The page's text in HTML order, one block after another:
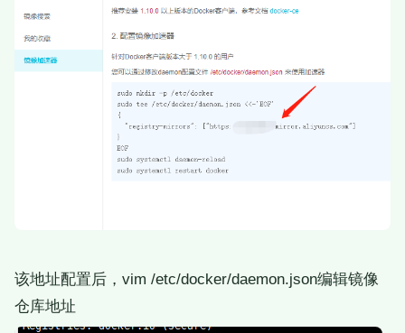
该地址配置后，vim /etc/docker/daemon.json编辑镜像
仓库地址